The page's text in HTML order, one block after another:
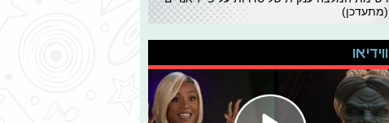
(מתעדכן)
ווידיאו